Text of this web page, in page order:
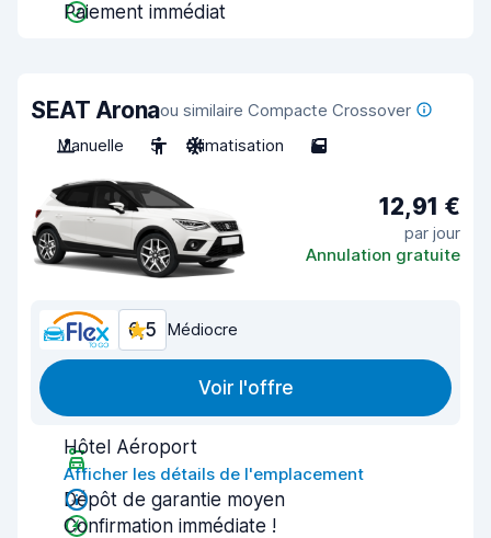
Paiement immédiat
SEAT Aronaou similaire Compacte Crossover
Manuelle
5 Climatisation 5
12,91 €
par jour
Annulation gratuite
6,5 Médiocre
Voir l'offre
Hôtel Aéroport
Afficher les détails de l'emplacement
Dépôt de garantie moyen
Confirmation immédiate !